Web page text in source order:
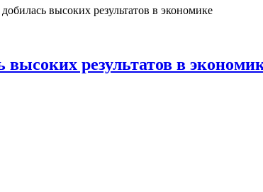
высоких результатов в экономике
результатов в